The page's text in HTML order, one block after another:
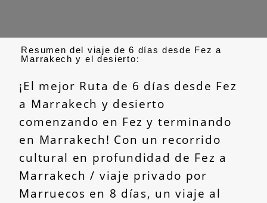
Resumen del viaje de 6 días desde Fez a
Marrakech y el desierto:
¡El mejor Ruta de 6 días desde Fez
a Marrakech y desierto
comenzando en Fez y terminando
en Marrakech! Con un recorrido
cultural en profundidad de Fez a
Marrakech / viaje privado por
Marruecos en 8 días, un viaje al